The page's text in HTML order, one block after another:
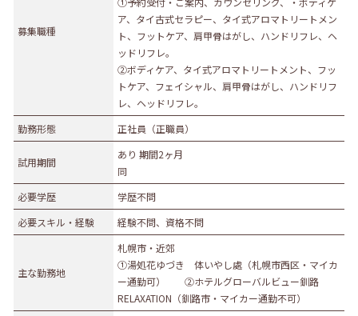
通信業・情報サービス業
運輸業
百貨店・スーパーマーケット
衣服等身の回り品小売業
医薬品小売業
娯楽業
教育・学習支援業
金融・保険業
不動産業
飲食サービス業
その他サービス
生活関連サービス業
募集職種
販売職 営業職
技術職
募集職種
ア、タイ古式セラピー、タイ式アロマトリートメン
ト、フットケア、肩甲骨はがし、ハンドリフレ、ヘ
ッドリフレ。
②ボディケア、タイ式アロマトリートメント、フッ
トケア、フェイシャル、肩甲骨はがし、ハンドリフ
レ、ヘッドリフレ。
勤務形態
正社員（正職員）
試用期間
あり 期間2ヶ月
同
必要学歴
学歴不問
必要スキル・経験
経験不問、資格不問
主な勤務地
札幌市・近郊
①湯処花ゆづき 体いやし處（札幌市西区・マイカ
ー通勤可） ②ホテルグローバルビュー釧路
RELAXATION（釧路市・マイカー通勤不可）